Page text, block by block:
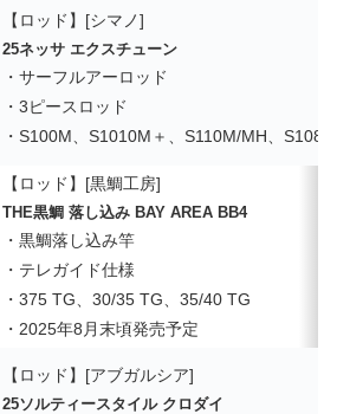
【ロッド】[シマノ]
25ネッサ エクスチューン
・サーフルアーロッド
・3ピースロッド
・S100M、S1010M＋、S110M/MH、
【ロッド】[黒鯛工房]
THE黒鯛 落し込み BAY AREA BB4
・黒鯛落し込み竿
・テレガイド仕様
・375 TG、30/35 TG、35/40 TG
・2025年8月末頃発売予定
【ロッド】[アブガルシア]
25ソルティースタイル クロダイ